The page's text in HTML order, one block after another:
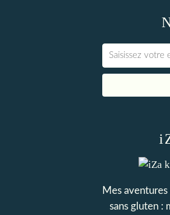
Mes
sans gluten :